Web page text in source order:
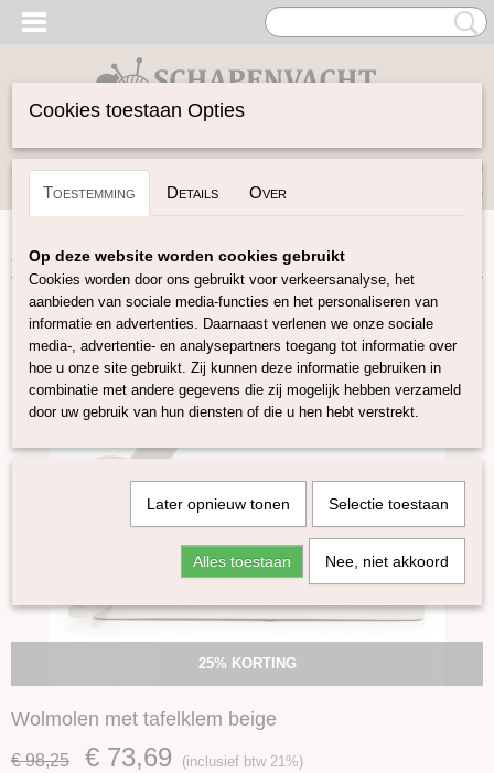
Inloggen Registreren
(0)
Home>Spinwol>Diverse>Wolmolen met tafelklem beige
25% KORTING
Wolmolen met tafelklem beige
€ 98,25 € 73,69 (inclusief btw 21%)
Cookies toestaan Opties
Toestemming Details Over
Op deze website worden cookies gebruikt
Cookies worden door ons gebruikt voor verkeersanalyse, het
aanbieden van sociale media-functies en het personaliseren van
informatie en advertenties. Daarnaast verlenen we onze sociale
media-, advertentie- en analysepartners toegang tot informatie over
hoe u onze site gebruikt. Zij kunnen deze informatie gebruiken in
combinatie met andere gegevens die zij mogelijk hebben verzameld
door uw gebruik van hun diensten of die u hen hebt verstrekt.
Later opnieuw tonen Selectie toestaan
Alles toestaan Nee, niet akkoord